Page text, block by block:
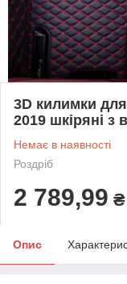
3D килимки
2019 шкіряні з
Немає в наявності
Роздріб
2 789,99 ₴
Опис